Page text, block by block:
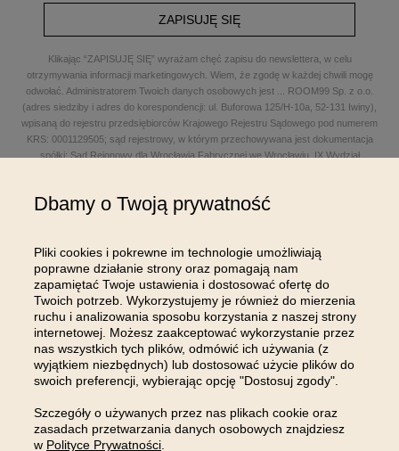
ZAPISUJĘ SIĘ
Klikając “ZAPISUJĘ SIĘ” wyrażam chęć zapisu do newslettera, w celu
otrzymywania informacji marketingowych. Wiem, że zgodę w każdej chwili mogę
odwołać. Administratorem Twoich danych osobowych jest
ROOM99 Sp. z o.o.
(adres siedziby i adres do korespondencji: ul. Buforowa 125/H-10a, 52-131 Iwiny),
wpisaną do rejestru przedsiębiorców Krajowego Rejestru Sądowego pod numerem
KRS: 0001129505; sąd rejestrowy, w którym przechowywana jest dokumentacja
spółki: Sąd Rejonowy dla Wrocławia Fabrycznej we Wrocławiu, IX Wydział
poczty elektronicznej: sklep@room99.pl. Zapoznaj się z naszym
OBSŁUGA KLIENTA
INFORMACJE
MOJE KONTO
Dbamy o Twoją prywatność
Pliki cookies i pokrewne im technologie umożliwiają
poprawne działanie strony oraz pomagają nam
zapamiętać Twoje ustawienia i dostosować ofertę do
Twoich potrzeb. Wykorzystujemy je również do mierzenia
ruchu i analizowania sposobu korzystania z naszej strony
internetowej. Możesz zaakceptować wykorzystanie przez
nas wszystkich tych plików, odmówić ich używania (z
wyjątkiem niezbędnych) lub dostosować użycie plików do
swoich preferencji, wybierając opcję "Dostosuj zgody".
Szczegóły o używanych przez nas plikach cookie oraz
zasadach przetwarzania danych osobowych znajdziesz
w Polityce Prywatności